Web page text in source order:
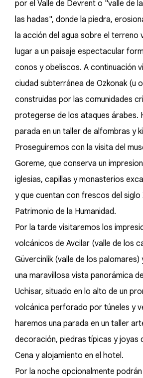
por el Valle de Devrent o "valle de
las hadas", donde la piedra,
la acción del agua sobre el terreno
lugar a un paisaje espectacular
conos y obeliscos. A continuación
ciudad subterránea de Ozkonak (u
construidas por las comunidades
protegerse de los ataques árabes.
parada en un taller de alfombras y
Proseguiremos con la visita del
Goreme, que conserva un
iglesias, capillas y monasterios
y que cuentan con frescos del siglo
Patrimonio de la Humanidad.
Por la tarde visitaremos los
volcánicos de Avcilar (valle de los
Güvercinlik (valle de los palomares)
una maravillosa vista panorámica
Uchisar, situado en lo alto de un
volcánica perforado por túneles y
haremos una parada en un taller
decoración, piedras típicas y joyas
Cena y alojamiento en el hotel.
Por la noche opcionalmente